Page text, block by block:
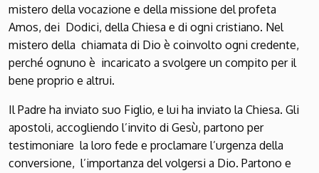
mistero della vocazione e della missione del profeta
Amos, dei Dodici, della Chiesa e di ogni cristiano. Nel
mistero della chiamata di Dio è coinvolto ogni credente,
perché ognuno è incaricato a svolgere un compito per il
bene proprio e altrui.
Il Padre ha inviato suo Figlio, e lui ha inviato la Chiesa. Gli
apostoli, accogliendo l’invito di Gesù, partono per
testimoniare la loro fede e proclamare l’urgenza della
conversione, l’importanza del volgersi a Dio. Partono e